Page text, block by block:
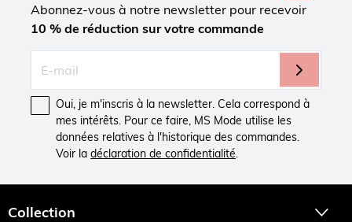
Abonnez-vous à notre newsletter pour recevoir
10 % de réduction sur votre commande
Oui, je m'inscris à la newsletter. Cela correspond à
mes intérêts. Pour ce faire, MS Mode utilise les
données relatives à l'historique des commandes.
Voir la déclaration de confidentialité.
Collection